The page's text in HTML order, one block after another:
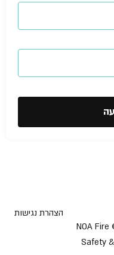
© NOA Fire
Safety &
הצהרת נגישות